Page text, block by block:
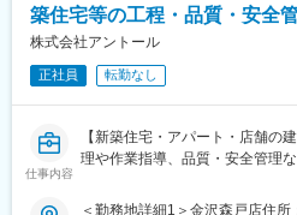
ンが活発
・年休111日（水曜固定休み＋平
・平均有休取得8.16日（2024年
・転居をともなう転勤無し
・物件調査～仕入れ
・企画～施工管理
・販売管理
も、空き家やご年配のご家族の
す
企画を進めていきます！
築住宅等の工程・品質・安全
株式会社アントール
正社員 転勤なし
仕事内容
【新築住宅・アパート・店舗の
理や作業指導、品質・安全管理
＜勤務地詳細1＞金沢森戸店住